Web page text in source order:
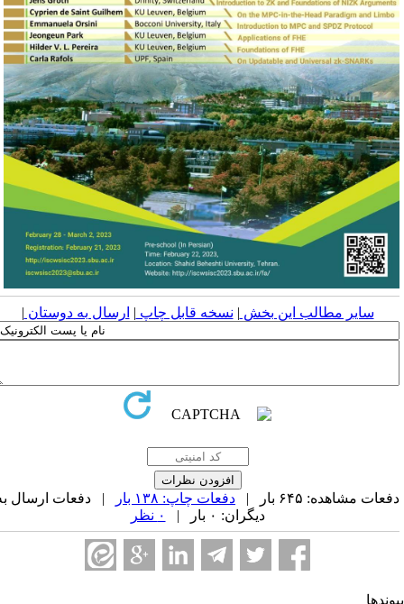
سایر مطالب این بخش | نسخه قابل چاپ| ارسال به دوستان|
مشاهده: ۶۴۵ بار | دفعات چاپ: ۱۳۸ بار
| دفعات ارسال به
دیگران: ۰ بار |